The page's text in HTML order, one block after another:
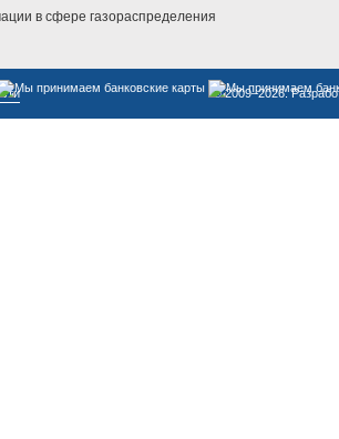
в сфере газораспределения
© 2009–2026.